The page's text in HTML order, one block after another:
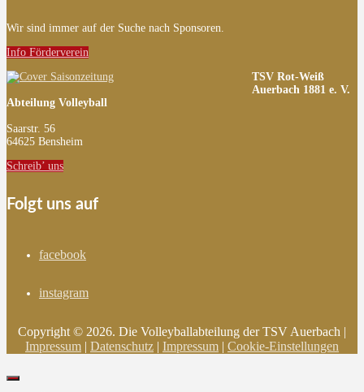
Wir sind immer auf der Suche nach Sponsoren.
Info Förderverein
TSV Rot-Weiß
Auerbach 1881 e. V.
Abteilung Volleyball
Saarstr. 56
64625 Bensheim
Schreib’ uns
Folgt uns auf
facebook
instagram
Copyright © 2026. Die Volleyballabteilung der TSV Auerbach |
Impressum | Datenschutz | Impressum | Cookie-Einstellungen